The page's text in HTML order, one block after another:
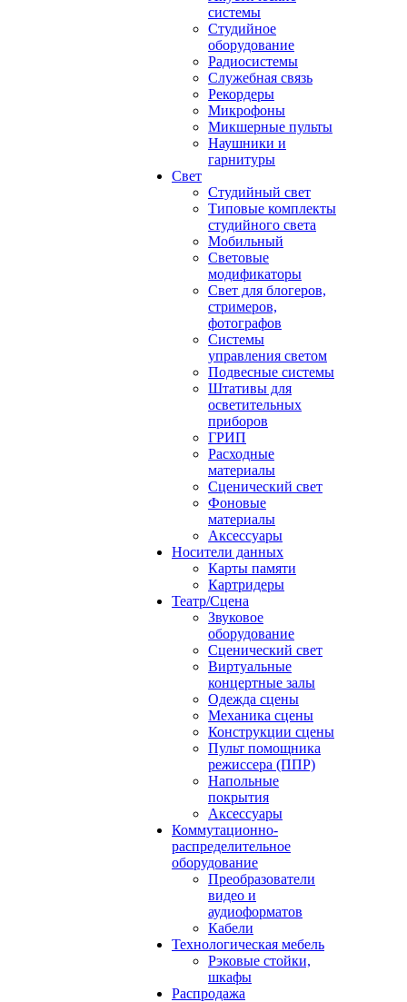
системы
Студийное
оборудование
Радиосистемы
Служебная связь
Рекордеры
Микрофоны
Микшерные пульты
Наушники и
гарнитуры
Свет
Студийный свет
Типовые комплекты
студийного света
Мобильный
Световые
модификаторы
Свет для блогеров,
стримеров,
фотографов
Системы
управления светом
Подвесные системы
Штативы для
осветительных
приборов
ГРИП
Расходные
материалы
Сценический свет
Фоновые
материалы
Аксессуары
Носители данных
Карты памяти
Картридеры
Театр/Сцена
Звуковое
оборудование
Сценический свет
Виртуальные
концертные залы
Одежда сцены
Механика сцены
Конструкции сцены
Пульт помощника
режиссера (ППР)
Напольные
покрытия
Аксессуары
Коммутационно-
распределительное
оборудование
Преобразователи
видео и
аудиоформатов
Кабели
Технологическая мебель
Рэковые стойки,
шкафы
Распродажа